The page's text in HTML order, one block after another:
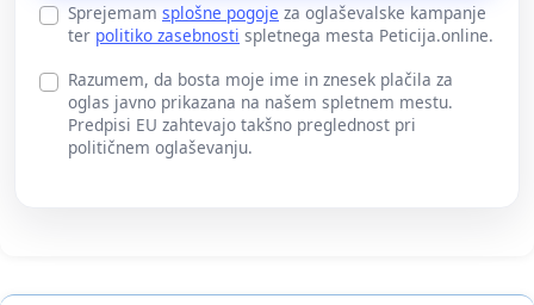
Sprejemam splošne pogoje za oglaševalske kampanje
ter politiko zasebnosti spletnega mesta Peticija.online.
Razumem, da bosta moje ime in znesek plačila za
oglas javno prikazana na našem spletnem mestu.
Predpisi EU zahtevajo takšno preglednost pri
političnem oglaševanju.